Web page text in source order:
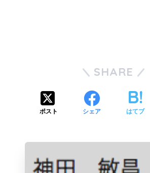
SHARE
ポスト シェア はてブ